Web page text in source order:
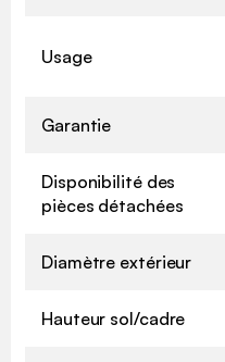
Usage
Garantie
Disponibilité des
pièces détachées
Diamètre extérieur
Hauteur sol/cadre